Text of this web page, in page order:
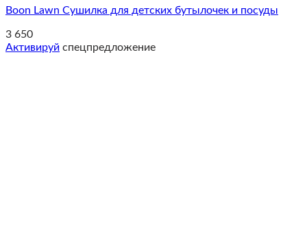
Boon Lawn Cушилка для детских бутылочек и посуды
3 650
Активируй спецпредложение